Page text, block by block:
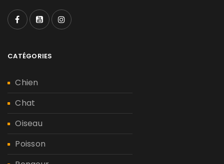
CATÉGORIES
Chien
Chat
Oiseau
Poisson